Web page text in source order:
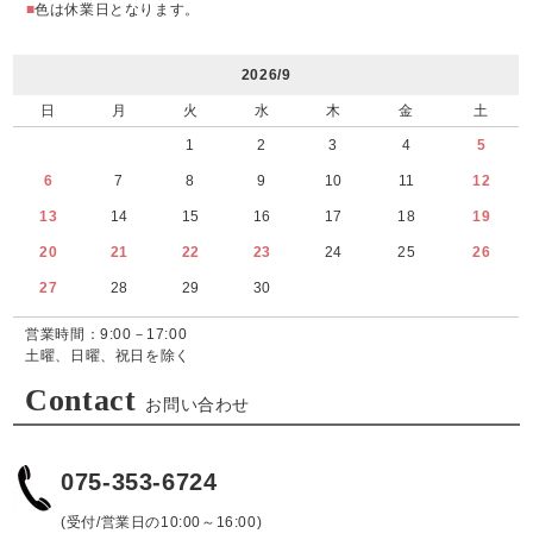
■色は休業日となります。
2026/9
日 月 火 水 木 金 土
1 2 3 4 5
6 7 8 9 10 11 12
13 14 15 16 17 18 19
20 21 22 23 24 25 26
27 28 29 30
営業時間：9:00－17:00
土曜、日曜、祝日を除く
Contact お問い合わせ
075-353-6724
(受付/営業日の10:00～16:00)